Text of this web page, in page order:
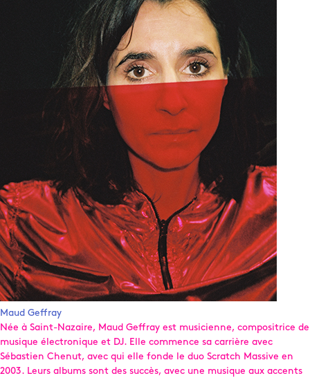
Maud Geffray
Née à Saint-Nazaire, Maud Geffray est musicienne, compositrice de
musique électronique et DJ. Elle commence sa carrière avec
Sébastien Chenut, avec qui elle fonde le duo Scratch Massive en
2003. Leurs albums sont des succès, avec une musique aux accents